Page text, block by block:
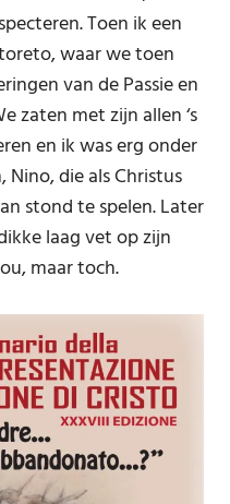
Toen ik een
waar we toen
van de Passie en
zaten met zijn allen ‘s
en ik was erg onder
die als Christus
stond te spelen. Later
laag vet op zijn
maar toch.